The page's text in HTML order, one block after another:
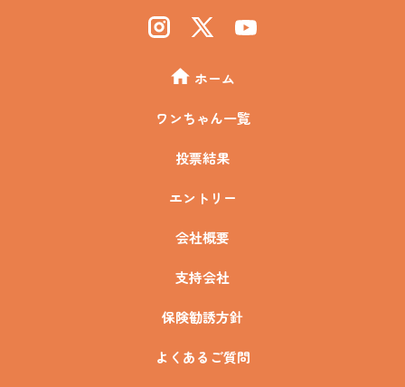
ホーム
ワンちゃん一覧
投票結果
エントリー
会社概要
支持会社
保険勧誘方針
よくあるご質問